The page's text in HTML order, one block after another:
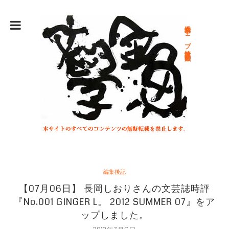
総合文学ウェブ情報誌 文学金魚
編集後記
【07月06日】 長岡しおりさんの文芸誌時評
『No.001 GINGER L。 2012 SUMMER 07』をア
ップしました。